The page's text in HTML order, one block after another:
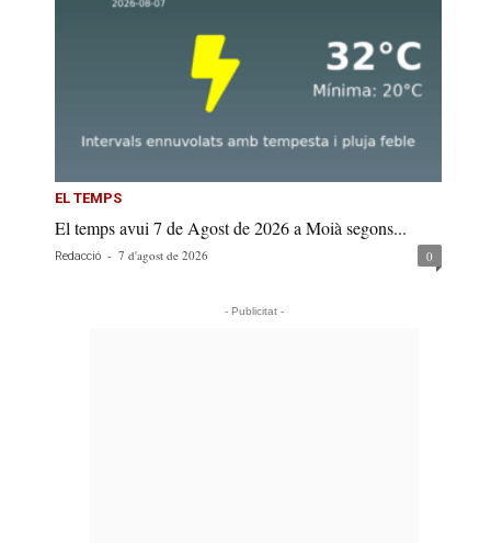
EL TEMPS
El temps avui 7 de Agost de 2026 a Moià segons...
Redacció - 7 d'agost de 2026 0
- Publicitat -